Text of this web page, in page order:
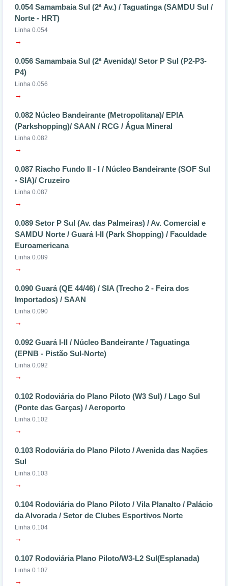
0.054 Samambaia Sul (2ª Av.) / Taguatinga (SAMDU Sul /
Norte - HRT)
Linha 0.054
→
0.056 Samambaia Sul (2ª Avenida)/ Setor P Sul (P2-P3-
P4)
Linha 0.056
→
0.082 Núcleo Bandeirante (Metropolitana)/ EPIA
(Parkshopping)/ SAAN / RCG / Água Mineral
Linha 0.082
→
0.087 Riacho Fundo II - I / Núcleo Bandeirante (SOF Sul
- SIA)/ Cruzeiro
Linha 0.087
→
0.089 Setor P Sul (Av. das Palmeiras) / Av. Comercial e
SAMDU Norte / Guará I-II (Park Shopping) / Faculdade
Euroamericana
Linha 0.089
→
0.090 Guará (QE 44/46) / SIA (Trecho 2 - Feira dos
Importados) / SAAN
Linha 0.090
→
0.092 Guará I-II / Núcleo Bandeirante / Taguatinga
(EPNB - Pistão Sul-Norte)
Linha 0.092
→
0.102 Rodoviária do Plano Piloto (W3 Sul) / Lago Sul
(Ponte das Garças) / Aeroporto
Linha 0.102
→
0.103 Rodoviária do Plano Piloto / Avenida das Nações
Sul
Linha 0.103
→
0.104 Rodoviária do Plano Piloto / Vila Planalto / Palácio
da Alvorada / Setor de Clubes Esportivos Norte
Linha 0.104
→
0.107 Rodoviária Plano Piloto/W3-L2 Sul(Esplanada)
Linha 0.107
→